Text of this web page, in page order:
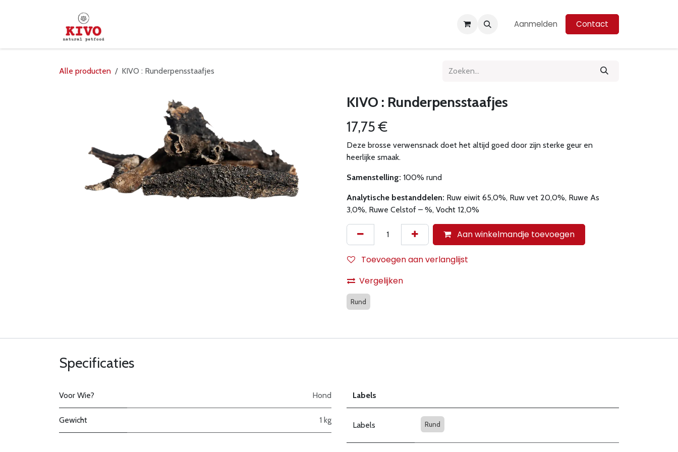
Aanmelden Contact
Alle producten KIVO : Runderpensstaafjes
KIVO : Runderpensstaafjes
17,75€
Deze brosse verwensnack doet het altijd goed door zijn sterke geur en
heerlijke smaak.
Samenstelling: 100% rund
Analytische bestanddelen: Ruw eiwit 65,0%, Ruw vet 20,0%, Ruwe As
3,0%, Ruwe Celstof – %, Vocht 12,0%
Aan winkelmandje toevoegen
Toevoegen aan verlanglijst
Vergelijken
Rund
Specificaties
Voor Wie? Hond
Gewicht 1 kg
Labels
Labels Rund